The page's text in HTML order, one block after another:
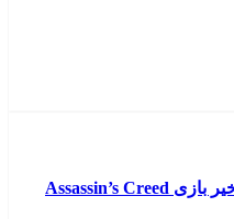
بیانیه رسمی یوبیسافت به حواشی اخیر بازی Assassin’s Creed